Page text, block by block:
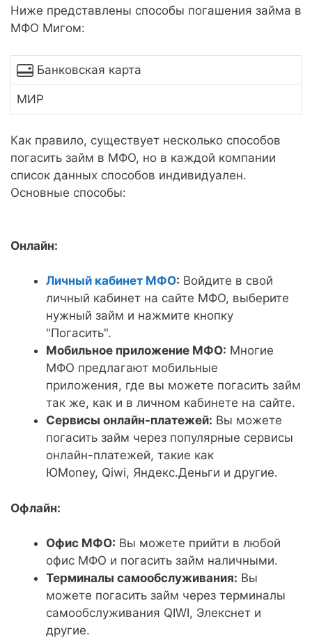
Ниже представлены способы погашения займа в
МФО Мигом:
Банковская карта
МИР
Как правило, существует несколько способов
погасить займ в МФО, но в каждой компании
список данных способов индивидуален.
Основные способы:
Онлайн:
Личный кабинет МФО: Войдите в свой
личный кабинет на сайте МФО, выберите
нужный займ и нажмите кнопку
"Погасить".
Мобильное приложение МФО: Многие
МФО предлагают мобильные
приложения, где вы можете погасить займ
так же, как и в личном кабинете на сайте.
Сервисы онлайн-платежей: Вы можете
погасить займ через популярные сервисы
онлайн-платежей, такие как
ЮMoney, Qiwi, Яндекс.Деньги и другие.
Офлайн:
Офис МФО: Вы можете прийти в любой
офис МФО и погасить займ наличными.
Терминалы самообслуживания: Вы
можете погасить займ через терминалы
самообслуживания QIWI, Элекснет и
другие.